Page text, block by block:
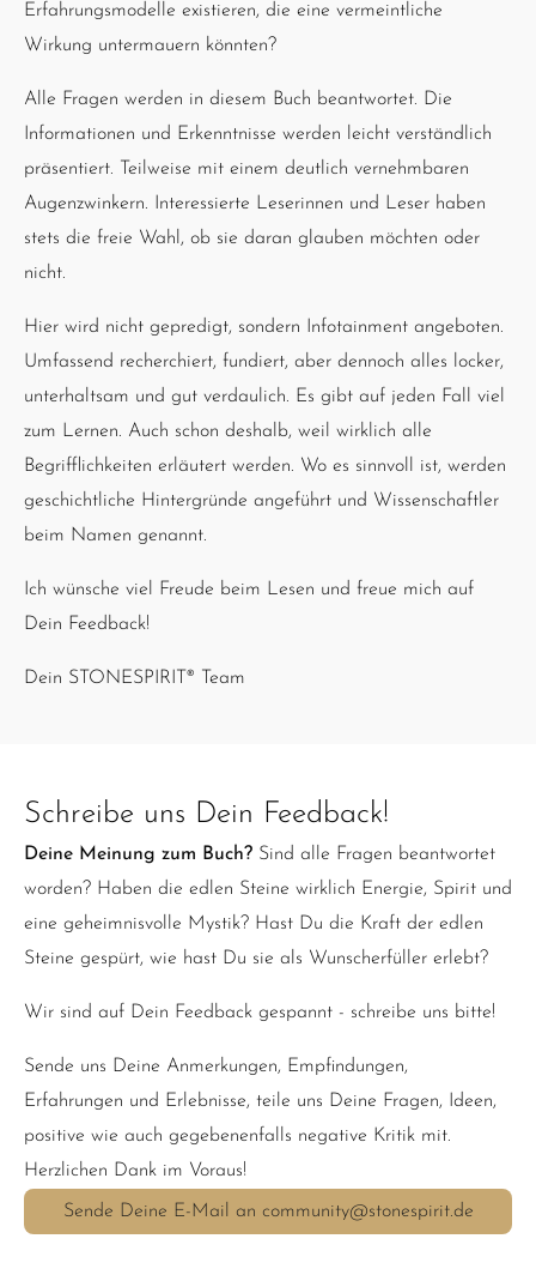
Erfahrungsmodelle existieren, die eine vermeintliche
Wirkung untermauern könnten?
Alle Fragen werden in diesem Buch beantwortet. Die
Informationen und Erkenntnisse werden leicht verständlich
präsentiert. Teilweise mit einem deutlich vernehmbaren
Augenzwinkern. Interessierte Leserinnen und Leser haben
stets die freie Wahl, ob sie daran glauben möchten oder
nicht.
Hier wird nicht gepredigt, sondern Infotainment angeboten.
Umfassend recherchiert, fundiert, aber dennoch alles locker,
unterhaltsam und gut verdaulich. Es gibt auf jeden Fall viel
zum Lernen. Auch schon deshalb, weil wirklich alle
Begrifflichkeiten erläutert werden. Wo es sinnvoll ist, werden
geschichtliche Hintergründe angeführt und Wissenschaftler
beim Namen genannt.
Ich wünsche viel Freude beim Lesen und freue mich auf
Dein Feedback!
Dein STONESPIRIT® Team
Schreibe uns Dein Feedback!
Deine Meinung zum Buch? Sind alle Fragen beantwortet
worden? Haben die edlen Steine wirklich Energie, Spirit und
eine geheimnisvolle Mystik? Hast Du die Kraft der edlen
Steine gespürt, wie hast Du sie als Wunscherfüller erlebt?
Wir sind auf Dein Feedback gespannt - schreibe uns bitte!
Sende uns Deine Anmerkungen, Empfindungen,
Erfahrungen und Erlebnisse, teile uns Deine Fragen, Ideen,
positive wie auch gegebenenfalls negative Kritik mit.
Herzlichen Dank im Voraus!
Sende Deine E-Mail an community@stonespirit.de